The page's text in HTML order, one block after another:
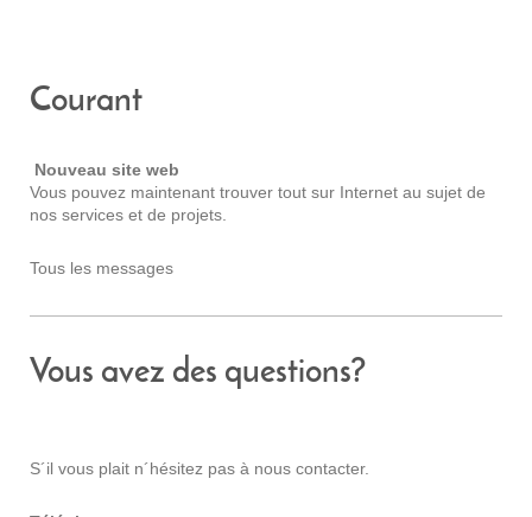
Courant
Nouveau site web
Vous pouvez maintenant trouver tout sur Internet au sujet de
nos services et de projets.
Tous les messages
Vous avez des questions?
S´il vous plait n´hésitez pas à nous contacter.